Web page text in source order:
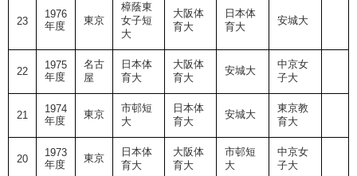
23
1976
年度
東京
樟蔭東
女子短
大
大阪体
育大
日本体
育大
安城大
22
1975
年度
名古
屋
日本体
育大
大阪体
育大
安城大
中京女
子大
21
1974
年度
東京
市邨短
大
日本体
育大
安城大
東京教
育大
20
1973
年度
東京
日本体
育大
大阪体
育大
市邨短
大
中京女
子大